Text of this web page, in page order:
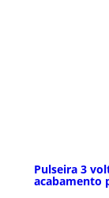
Pulseira 3
acabamento